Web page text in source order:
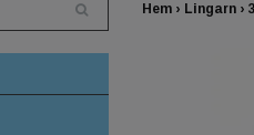
Hem › Lingarn ›